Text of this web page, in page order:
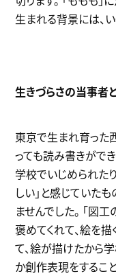
生まれる背景には、
生きづらさの当事者
東京で生まれ育った
っても読み書きがで
学校でいじめられた
しい」と感じていた
ませんでした。 「図
褒めてくれて、絵を
て、絵が描けたから
か創作表現をするこ